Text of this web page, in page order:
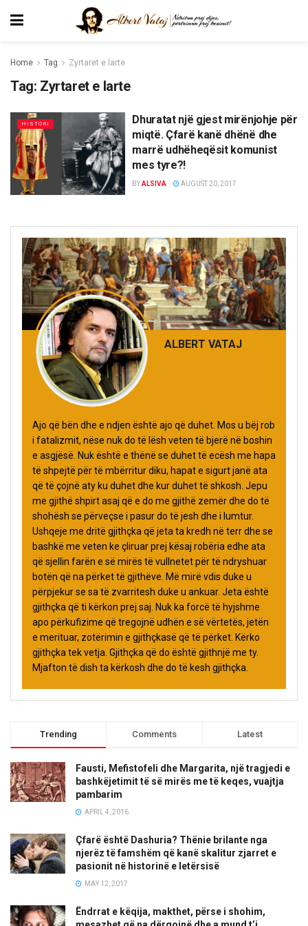
Home Tag Zyrtaret e larte
Tag: Zyrtaret e larte
HISTORI
Dhuratat një gjest mirënjohje për
miqtë. Çfarë kanë dhënë dhe
marrë udhëheqësit komunist
mes tyre?!
BYALSIVA AUGUST 20, 2017
ALBERT VATAJ
Ajo që bën dhe e ndjen është ajo që duhet. Mos u bëj rob
i fatalizmit, nëse nuk do të lësh veten të bjerë në boshin
e asgjësë. Nuk është e thënë se duhet të ecësh me hapa
të shpejtë për të mbërritur diku, hapat e sigurt janë ata
që të çojnë aty ku duhet dhe kur duhet të shkosh. Jepu
me gjithë shpirt asaj që e do me gjithë zemër dhe do të
shohësh se përveçse i pasur do të jesh dhe i lumtur.
Ushqeje me dritë gjithçka që jeta ta kredh në terr dhe se
bashkë me veten ke çliruar prej kësaj robëria edhe ata
që sjellin farën e së mirës të vullnetet për të ndryshuar
botën që na përket të gjithëve. Më mirë vdis duke u
përpjekur se sa të zvarritesh duke u ankuar. Jeta është
gjithçka që ti kërkon prej saj. Nuk ka forcë të hyjshme
apo përkufizime që tregojnë udhën e së vërtetës, jetën
e merituar, zotërimin e gjithçkasë që të përket. Kërko
gjithçka tek vetja. Gjithçka që do është gjithnjë me ty.
Mjafton të dish ta kërkosh dhe do të kesh gjithçka.
Trending Comments Latest
Fausti, Mefistofeli dhe Margarita, një tragjedi e
bashkëjetimit të së mirës me të keqes, vuajtja
pambarim
APRIL 4, 2016
Çfarë është Dashuria? Thënie brilante nga
njerëz të famshëm që kanë skalitur zjarret e
pasionit në historinë e letërsisë
MAY 12, 2017
Ëndrrat e këqija, makthet, përse i shohim,